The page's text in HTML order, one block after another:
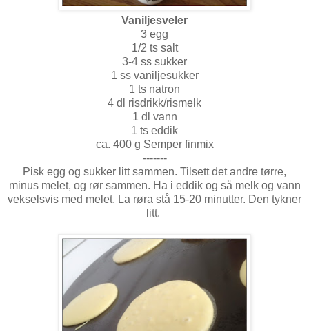
Vaniljesveler
3 egg
1/2 ts salt
3-4 ss sukker
1 ss vaniljesukker
1 ts natron
4 dl risdrikk/rismelk
1 dl vann
1 ts eddik
ca. 400 g Semper finmix
-------
Pisk egg og sukker litt sammen. Tilsett det andre tørre,
minus melet, og rør sammen. Ha i eddik og så melk og vann
vekselsvis med melet. La røra stå 15-20 minutter. Den tykner
litt.